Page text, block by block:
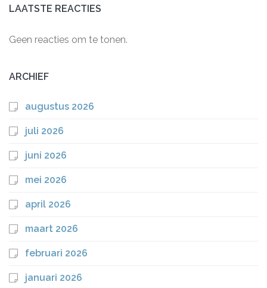
LAATSTE REACTIES
Geen reacties om te tonen.
ARCHIEF
augustus 2026
juli 2026
juni 2026
mei 2026
april 2026
maart 2026
februari 2026
januari 2026